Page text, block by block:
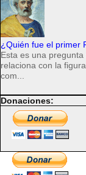
¿Quién fue el primer
Esta es una
relaciona con la
com...
Donaciones: